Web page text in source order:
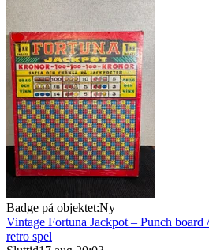
Badge på objektet:Ny
Vintage Fortuna Jackpot – Punch board
retro spel